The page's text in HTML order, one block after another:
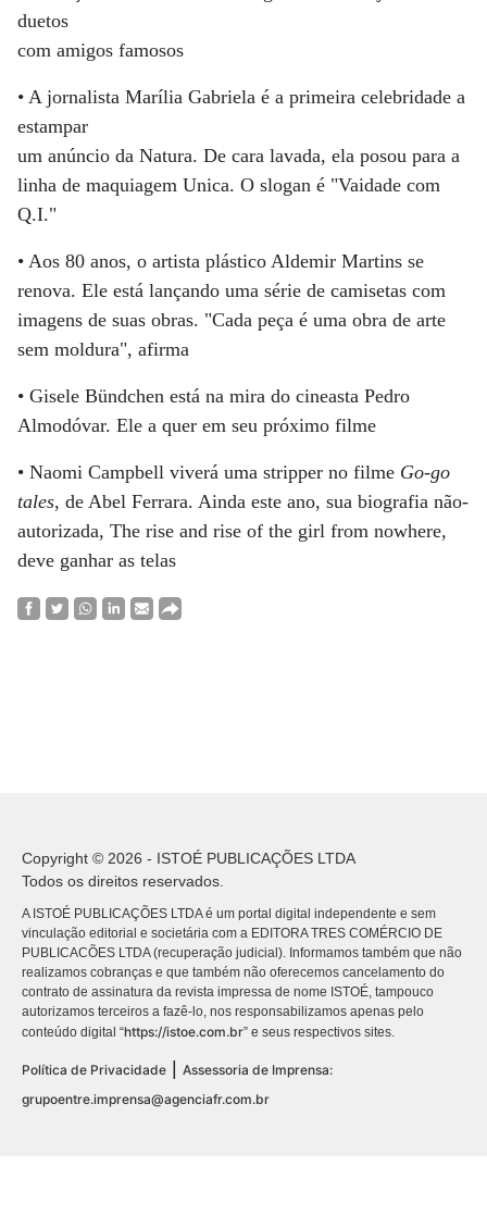
duetos
com amigos famosos
• A jornalista Marília Gabriela é a primeira celebridade a
estampar
um anúncio da Natura. De cara lavada, ela posou para a
linha de maquiagem Unica. O slogan é "Vaidade com
Q.I."
• Aos 80 anos, o artista plástico Aldemir Martins se
renova. Ele está lançando uma série de camisetas com
imagens de suas obras. "Cada peça é uma obra de arte
sem moldura", afirma
• Gisele Bündchen está na mira do cineasta Pedro
Almodóvar. Ele a quer em seu próximo filme
• Naomi Campbell viverá uma stripper no filme Go-go
tales, de Abel Ferrara. Ainda este ano, sua biografia não-
autorizada, The rise and rise of the girl from nowhere,
deve ganhar as telas
Copyright © 2026 - ISTOÉ PUBLICAÇÕES LTDA
Todos os direitos reservados.
A ISTOÉ PUBLICAÇÕES LTDA é um portal digital independente e sem
vinculação editorial e societária com a EDITORA TRES COMÉRCIO DE
PUBLICACÕES LTDA (recuperação judicial). Informamos também que não
realizamos cobranças e que também não oferecemos cancelamento do
contrato de assinatura da revista impressa de nome ISTOÉ, tampouco
autorizamos terceiros a fazê-lo, nos responsabilizamos apenas pelo
conteúdo digital “https://istoe.com.br” e seus respectivos sites.
Política de Privacidade
Assessoria de Imprensa:
grupoentre.imprensa@agenciafr.com.br